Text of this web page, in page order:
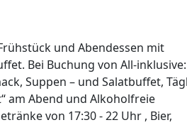
und Abendessen mit
Bei Buchung von All-inklusive:
Suppen – und Salatbuffet,
am Abend und Alkoholfreie
von 17:30 - 22 Uhr , Bier,